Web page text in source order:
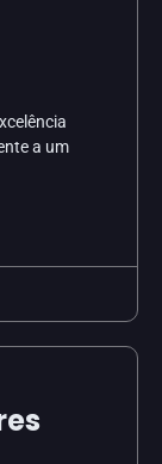
a um